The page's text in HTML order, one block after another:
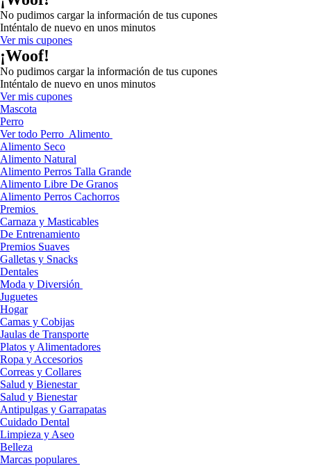
No pudimos cargar la información de tus cupones
Inténtalo de nuevo en unos minutos
Ver mis cupones
¡Woof!
No pudimos cargar la información de tus cupones
Inténtalo de nuevo en unos minutos
Ver mis cupones
Mascota
Perro
Ver todo Perro Alimento
Alimento Seco
Alimento Natural
Alimento Perros Talla Grande
Alimento Libre De Granos
Alimento Perros Cachorros
Premios
Carnaza y Masticables
De Entrenamiento
Premios Suaves
Galletas y Snacks
Dentales
Moda y Diversión
Juguetes
Hogar
Camas y Cobijas
Jaulas de Transporte
Platos y Alimentadores
Ropa y Accesorios
Correas y Collares
Salud y Bienestar
Salud y Bienestar
Antipulgas y Garrapatas
Cuidado Dental
Limpieza y Aseo
Belleza
Marcas populares